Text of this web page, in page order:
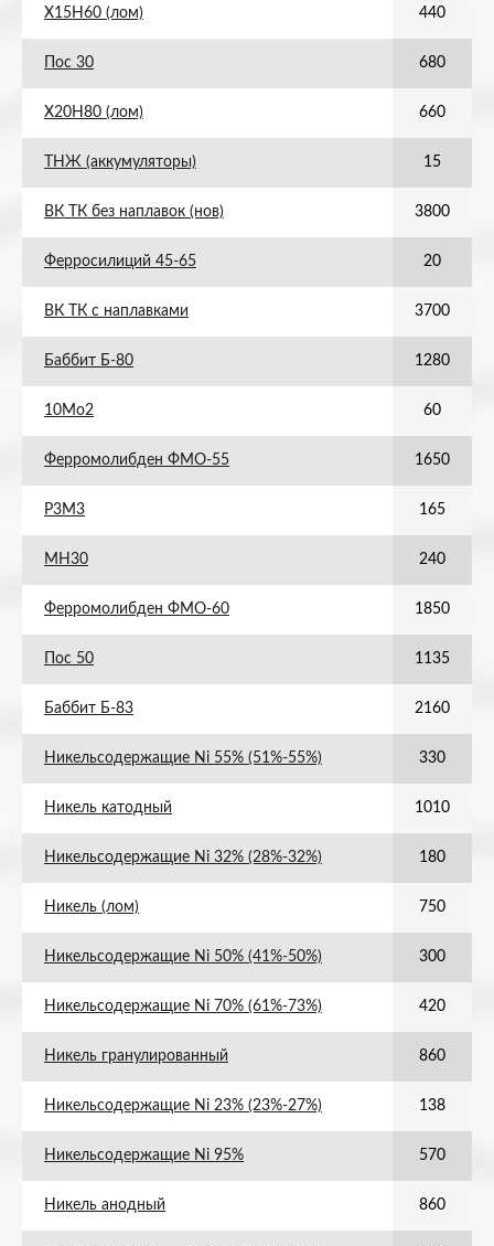
Х15Н60 (лом) 440
Пос 30 680
Х20Н80 (лом) 660
ТНЖ (аккумуляторы) 15
ВК ТК без наплавок (нов) 3800
Ферросилиций 45-65 20
ВК ТК с наплавками 3700
Баббит Б-80 1280
10Мо2 60
Ферромолибден ФМО-55 1650
Р3М3 165
МН30 240
Ферромолибден ФМО-60 1850
Пос 50 1135
Баббит Б-83 2160
Никельсодержащие Ni 55% (51%-55%) 330
Никель катодный 1010
Никельсодержащие Ni 32% (28%-32%) 180
Никель (лом) 750
Никельсодержащие Ni 50% (41%-50%) 300
Никельсодержащие Ni 70% (61%-73%) 420
Никель гранулированный 860
Никельсодержащие Ni 23% (23%-27%) 138
Никельсодержащие Ni 95% 570
Никель анодный 860